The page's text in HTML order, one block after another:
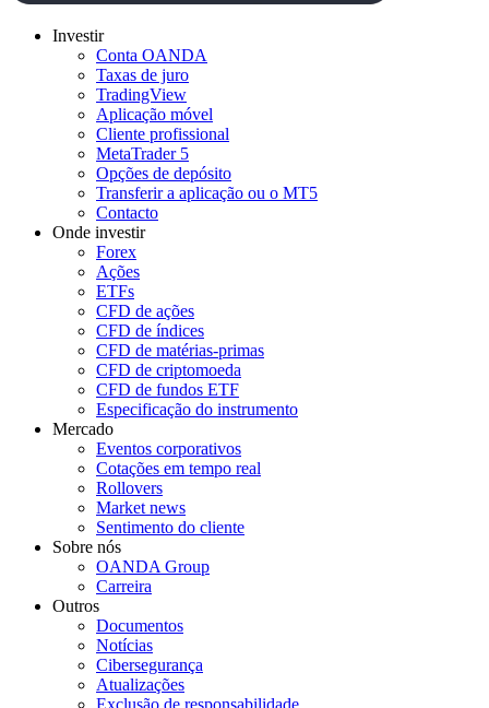
Investir
Conta OANDA
Taxas de juro
TradingView
Aplicação móvel
Cliente profissional
MetaTrader 5
Opções de depósito
Transferir a aplicação ou o MT5
Contacto
Onde investir
Forex
Ações
ETFs
CFD de ações
CFD de índices
CFD de matérias-primas
CFD de criptomoeda
CFD de fundos ETF
Especificação do instrumento
Mercado
Eventos corporativos
Cotações em tempo real
Rollovers
Market news
Sentimento do cliente
Sobre nós
OANDA Group
Carreira
Outros
Documentos
Notícias
Cibersegurança
Atualizações
Exclusão de responsabilidade